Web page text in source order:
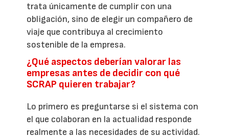
trata únicamente de cumplir con una
obligación, sino de elegir un compañero de
viaje que contribuya al crecimiento
sostenible de la empresa.
¿Qué aspectos deberían valorar las
empresas antes de decidir con qué
SCRAP quieren trabajar?
Lo primero es preguntarse si el sistema con
el que colaboran en la actualidad responde
realmente a las necesidades de su actividad.